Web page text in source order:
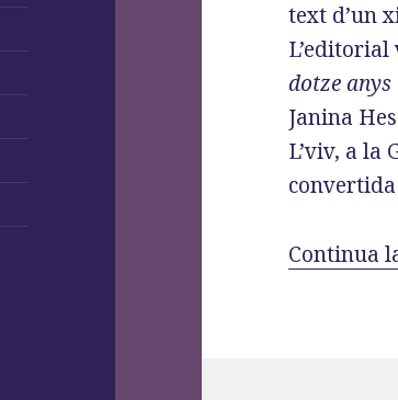
text d’un
dotze anys
Janina
L’viv, a la
Continua